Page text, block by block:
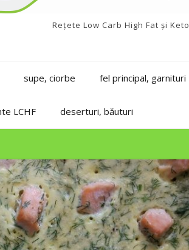
Rețete Low Carb High Fat și Keto
supe, ciorbe fel principal, garnituri
LCHF deserturi, băuturi